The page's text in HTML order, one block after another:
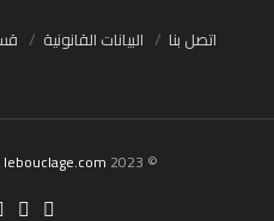
اتصل بنا البيانات القانونية
© 2023
lebouclage.com